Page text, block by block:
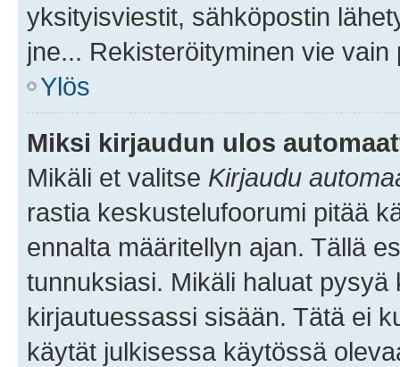
yksityisviestit, sähköpostin
jne... Rekisteröityminen vie
Ylös
Miksi kirjaudun ulos
Mikäli et valitse Kirjaudu
rastia keskustelufoorumi pitää
ennalta määritellyn ajan. Tällä
tunnuksiasi. Mikäli haluat
kirjautuessassi sisään. Tätä ei
käytät julkisessa käytössä